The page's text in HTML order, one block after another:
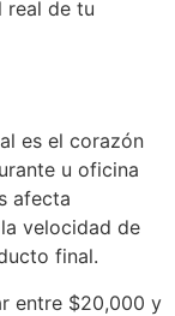
real de tu
es el corazón
u oficina
afecta
velocidad de
final.
entre $20,000 y